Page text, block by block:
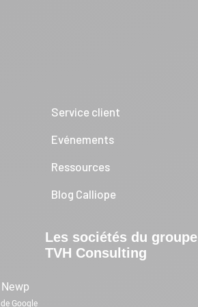
Service client
Evénements
Ressources
Blog Calliope
Newp
Google
Les sociétés du groupe
TVH Consulting